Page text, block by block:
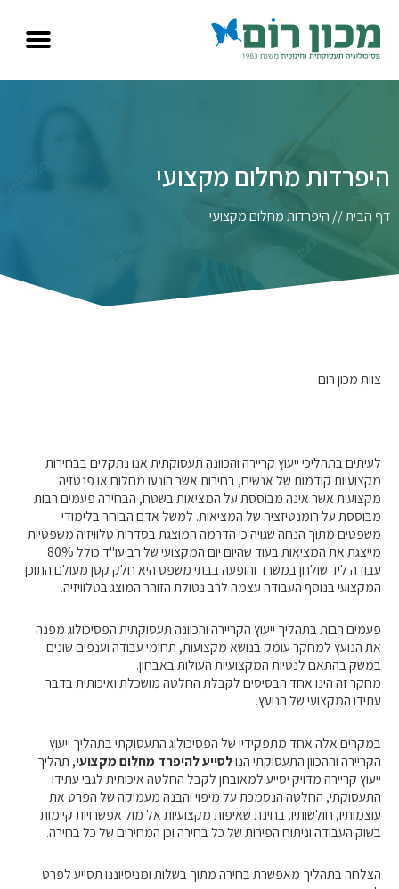
היפרדות מחלום מקצועי
דף הבית// היפרדות מחלום מקצועי
צוות מכון רום
לעיתים בתהליכי ייעוץ קריירה והכוונה תעסוקתית אנו נתקלים בבחירות
מקצועיות קודמות של אנשים, בחירות אשר הונעו מחלום או פנטזיה
מקצועית אשר אינה מבוססת על המציאות בשטח, הבחירה פעמים רבות
מבוססת על רומנטיזציה של המציאות. למשל אדם הבוחר בלימודי
משפטים מתוך הנחה שגויה כי הדרמה המוצגת בסדרות טלוויזיה משפטיות
מייצגת את המציאות בעוד שהיום יום המקצועי של רב עו"ד כולל 80%
עבודה ליד שולחן במשרד והופעה בבתי משפט היא חלק קטן מעולם התוכן
המקצועי בנוסף העבודה עצמה לרב נטולת הזוהר המוצג בטלוויזיה.
פעמים רבות בתהליך ייעוץ הקריירה והכוונה תעסוקתית הפסיכולוג מפנה
את הנועץ למחקר עומק בנושא מקצועות, תחומי עבודה וענפים שונים
במשק בהתאם לנטיות המקצועיות העולות באבחון.
מחקר זה הינו אחד הבסיסים לקבלת החלטה מושכלת ואיכותית בדבר
עתידו המקצועי של הנועץ.
במקרים אלה אחד מתפקידיו של הפסיכולוג התעסוקתי בתהליך ייעוץ
הקריירה וההכוון התעסוקתי הנולסייע להיפרד מחלום מקצועי, תהליך
ייעוץ קריירה מדויק יסייע למאובחן לקבל החלטה איכותית לגבי עתידו
התעסוקתי, החלטה הנסמכת על מיפוי והבנה מעמיקה של הפרט את
עוצמותיו, חולשותיו, בחינת שאיפות מקצועיות אל מול אפשרויות קיימות
בשוק העבודה וניתוח הפירות של כל בחירה וכן המחירים של כל בחירה.
הצלחה בתהליך מאפשרת בחירה מתוך בשלות ומניסיוננו תסייע לפרט